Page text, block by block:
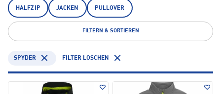
HALFZIP JACKEN PULLOVER
FILTERN & SORTIEREN
SPYDER FILTER LÖSCHEN